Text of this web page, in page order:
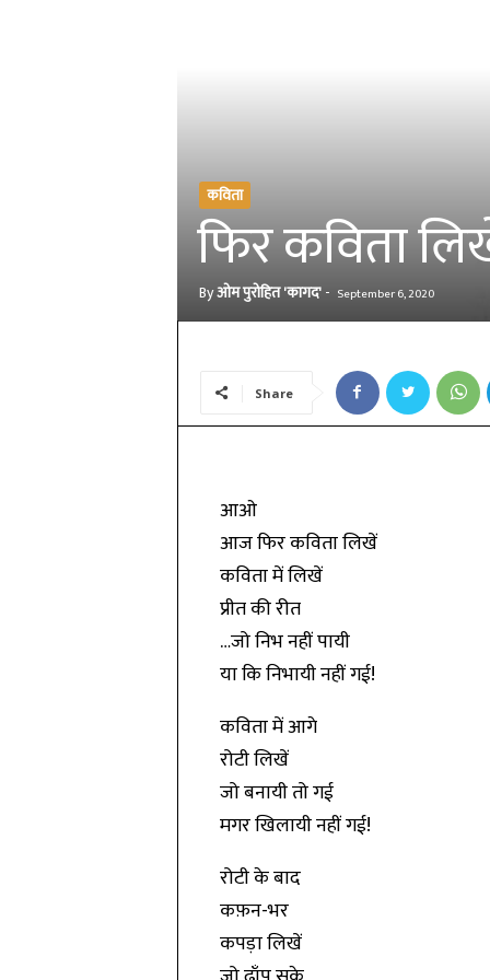
कविता
फिर कविता
Byओम पुरोहित 'कागद'- September 6, 2020
Share
आओ
आज फिर कविता लिखें
कविता में लिखें
प्रीत की रीत
…जो निभ नहीं पायी
या कि निभायी नहीं गई!
कविता में आगे
रोटी लिखें
जो बनायी तो गई
मगर खिलायी नहीं गई!
रोटी के बाद
कफ़न-भर
कपड़ा लिखें